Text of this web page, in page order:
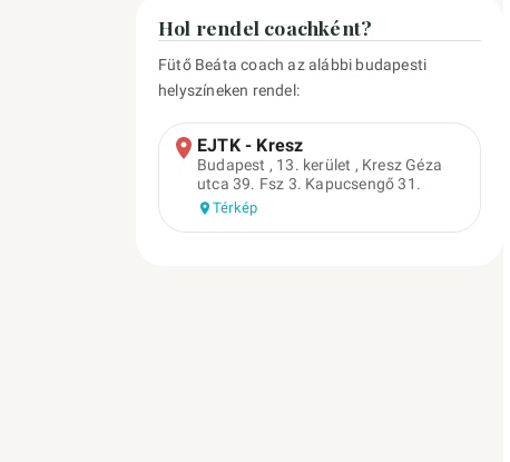
Hol rendel coachként?
Fütő Beáta coach az alábbi budapesti
helyszíneken rendel:
EJTK - Kresz
Budapest , 13. kerület , Kresz Géza
utca 39. Fsz 3. Kapucsengő 31.
Térkép